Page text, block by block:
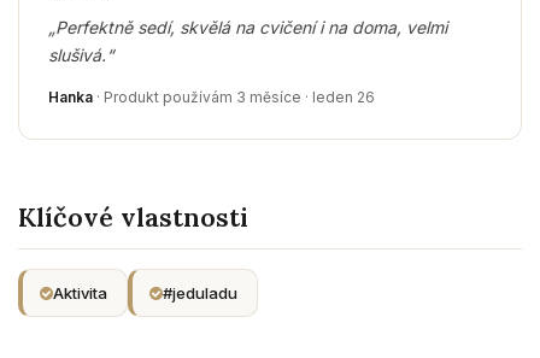
„Perfektně sedí, skvělá na cvičení i na doma, velmi
slušivá.“
Hanka · Produkt používám 3 měsíce · leden 26
Klíčové vlastnosti
Aktivita #jeduladu